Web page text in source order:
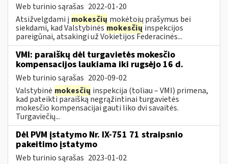
Web turinio sąrašas 2022-01-20
Atsižvelgdami į mokesčių mokėtojų prašymus bei
siekdami, kad Valstybinėsmokesčių inspekcijos
pareigūnai, atsakingi už Vokietijos Federacinės...
VMI: paraiškų dėl turgavietės mokesčio
kompensacijos laukiama iki rugsėjo 16 d.
Web turinio sąrašas 2020-09-02
Valstybinė mokesčių inspekcija (toliau – VMI) primena,
kad pateikti paraišką negrąžintinai turgavietės
mokesčio kompensacijai gauti liko dvi savaitės.
Turgaviečių...
Dėl PVM įstatymo Nr. IX-751 71 straipsnio
pakeitimo įstatymo
Web turinio sąrašas 2023-01-02